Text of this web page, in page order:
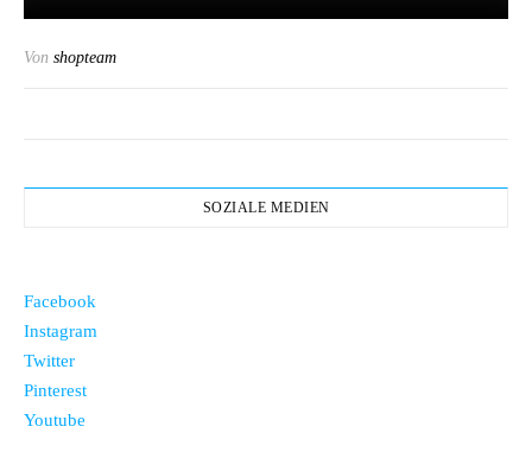
Von shopteam
SOZIALE MEDIEN
Facebook
Instagram
Twitter
Pinterest
Youtube